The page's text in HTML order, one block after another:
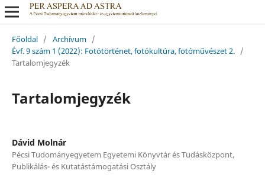
Főoldal / Archívum /
Évf. 9 szám 1 (2022): Fotótörténet, fotókultúra, fotóművészet 2. /
Tartalomjegyzék
Tartalomjegyzék
Dávid Molnár
Pécsi Tudományegyetem Egyetemi Könyvtár és Tudásközpont,
Publikálás- és Kutatástámogatási Osztály